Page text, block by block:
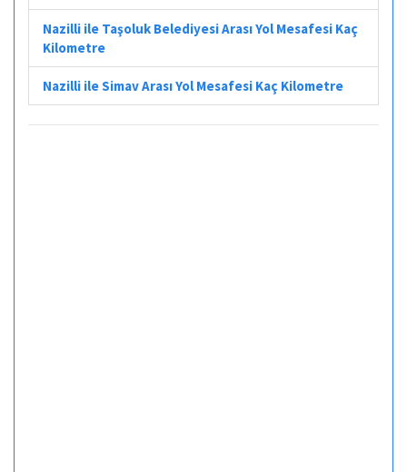
Nazilli ile Taşoluk Belediyesi Arası Yol Mesafesi Kaç
Kilometre
Nazilli ile Simav Arası Yol Mesafesi Kaç Kilometre